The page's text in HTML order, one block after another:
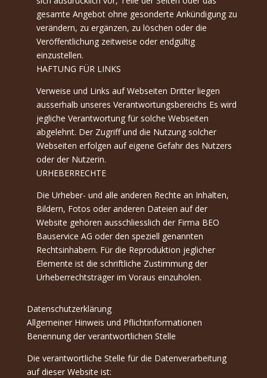
gesamte Angebot ohne gesonderte Ankündigung zu
verändern, zu ergänzen, zu löschen oder die
Veröffentlichung zeitweise oder endgültig
einzustellen.
HAFTUNG FÜR LINKS
Verweise und Links auf Webseiten Dritter liegen
ausserhalb unseres Verantwortungsbereichs Es wird
jegliche Verantwortung für solche Webseiten
abgelehnt. Der Zugriff und die Nutzung solcher
Webseiten erfolgen auf eigene Gefahr des Nutzers
oder der Nutzerin.
URHEBERRECHTE
Die Urheber- und alle anderen Rechte an Inhalten,
Bildern, Fotos oder anderen Dateien auf der
Website gehören ausschliesslich der Firma BEO
Bauservice AG oder den speziell genannten
Rechtsinhabern. Für die Reproduktion jeglicher
Elemente ist die schriftliche Zustimmung der
Urheberrechtsträger im Voraus einzuholen.
Datenschutzerklärung
Allgemeiner Hinweis und Pflichtinformationen
Benennung der verantwortlichen Stelle
Die verantwortliche Stelle für die Datenverarbeitung
auf dieser Website ist: